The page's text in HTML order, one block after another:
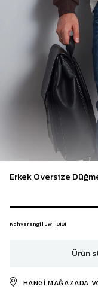
Erkek Oversize
Kahverengi | SWT.0101
Ürün
HANGI MAĞAZADA